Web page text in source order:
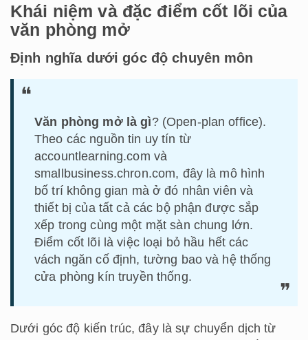
Khái niệm và đặc điểm cốt lõi của
văn phòng mở
Định nghĩa dưới góc độ chuyên môn
Văn phòng mở là gì? (Open-plan office).
Theo các nguồn tin uy tín từ
accountlearning.com và
smallbusiness.chron.com, đây là mô hình
bố trí không gian mà ở đó nhân viên và
thiết bị của tất cả các bộ phận được sắp
xếp trong cùng một mặt sàn chung lớn.
Điểm cốt lõi là việc loại bỏ hầu hết các
vách ngăn cố định, tường bao và hệ thống
cửa phòng kín truyền thống.
Dưới góc độ kiến trúc, đây là sự chuyển dịch từ